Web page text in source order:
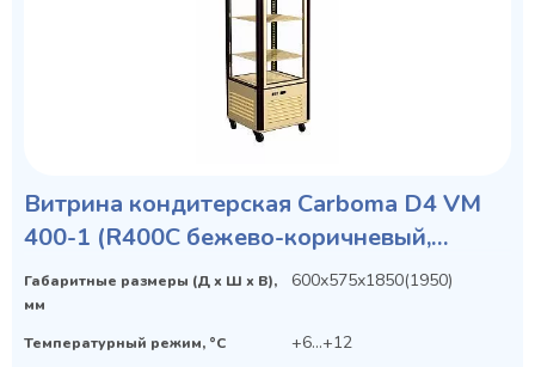
Витрина кондитерская Carboma D4 VM
400-1 (R400C бежево-коричневый,
стандартные цвета)
Габаритные размеры (Д х Ш х В),
мм
600х575х1850(1950)
Температурный режим, °C +6...+12